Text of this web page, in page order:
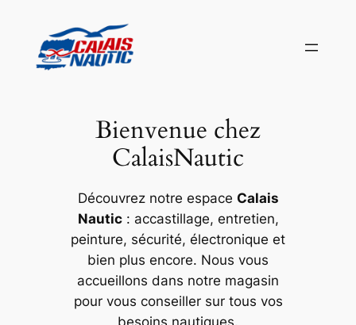
contenu
Bienvenue chez
CalaisNautic
Découvrez notre espace Calais
Nautic: accastillage, entretien,
peinture, sécurité, électronique et
bien plus encore. Nous vous
accueillons dans notre magasin
pour vous conseiller sur tous vos
besoins nautiques.